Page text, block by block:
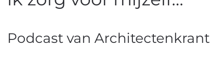
Podcast van Architectenkrant